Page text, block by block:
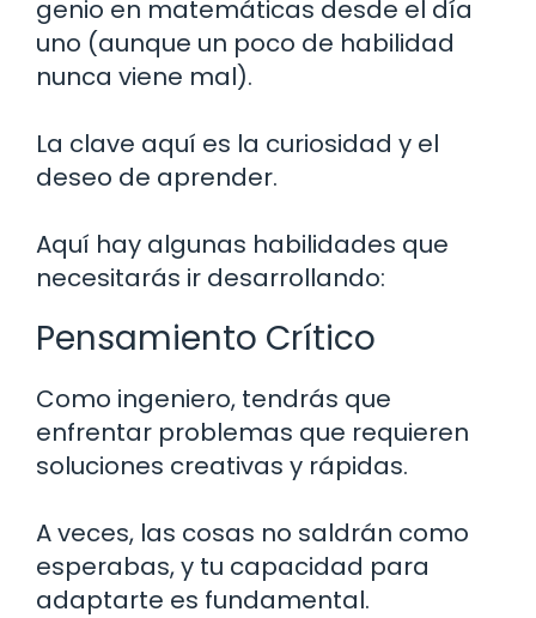
genio en matemáticas desde el día
uno (aunque un poco de habilidad
nunca viene mal).
La clave aquí es la curiosidad y el
deseo de aprender.
Aquí hay algunas habilidades que
necesitarás ir desarrollando:
Pensamiento Crítico
Como ingeniero, tendrás que
enfrentar problemas que requieren
soluciones creativas y rápidas.
A veces, las cosas no saldrán como
esperabas, y tu capacidad para
adaptarte es fundamental.